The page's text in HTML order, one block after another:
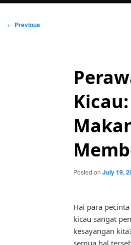
Post
← Previous
Posted on July 19,
Hai para
kicau sangat
kesayangan
semua hal